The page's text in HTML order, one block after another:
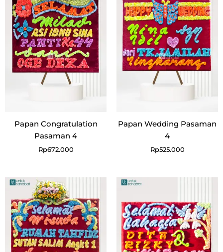
Papan Congratulation
Pasaman 4
Rp672.000
Papan Wedding Pasaman
4
Rp525.000